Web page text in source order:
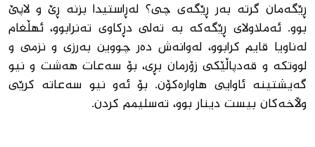
ڕێگه‌مان گرته ‌به‌ر ڕێگه‌ى چى؟ له‌ڕاستیدا بزنه‌ ڕێ و لاپێ
بوو. ئه‌ملاولاى ڕێگه‌که‌ به ‌ته‌لى دڕکاوى ته‌نرابوو، ئهڵغام
له‌ناویا قایم کرابوو، له‌وانه‌ش ده‌ر چووین به‌رزى و نزمى و
لووتکه ‌و قه‌دپاڵێکى زۆرمان بڕى، بۆ سه‌عات هه‌شت و نیو
گه‌یشتینه‌ ئاوایى هاواره‌کۆن. بۆ ئه‌و نیو سه‌عاته‌ کرێى
وڵاخه‌کان بیست دینار بوو، ته‌سلیمم کردن.